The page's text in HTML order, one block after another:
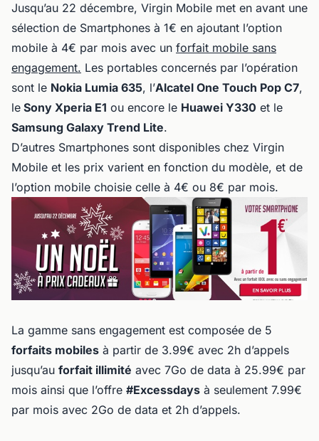
Jusqu’au 22 décembre, Virgin Mobile met en avant une
sélection de Smartphones à 1€ en ajoutant l’option
mobile à 4€ par mois avec un forfait mobile sans
engagement. Les portables concernés par l’opération
sont le Nokia Lumia 635, l’Alcatel One Touch Pop C7,
le Sony Xperia E1 ou encore le Huawei Y330 et le
Samsung Galaxy Trend Lite.
D’autres Smartphones sont disponibles chez Virgin
Mobile et les prix varient en fonction du modèle, et de
l’option mobile choisie celle à 4€ ou 8€ par mois.
La gamme sans engagement est composée de 5
forfaits mobiles à partir de 3.99€ avec 2h d’appels
jusqu’au forfait illimité avec 7Go de data à 25.99€ par
mois ainsi que l’offre #Excessdays à seulement 7.99€
par mois avec 2Go de data et 2h d’appels.